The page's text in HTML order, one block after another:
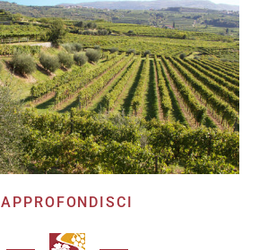
APPROFONDISCI